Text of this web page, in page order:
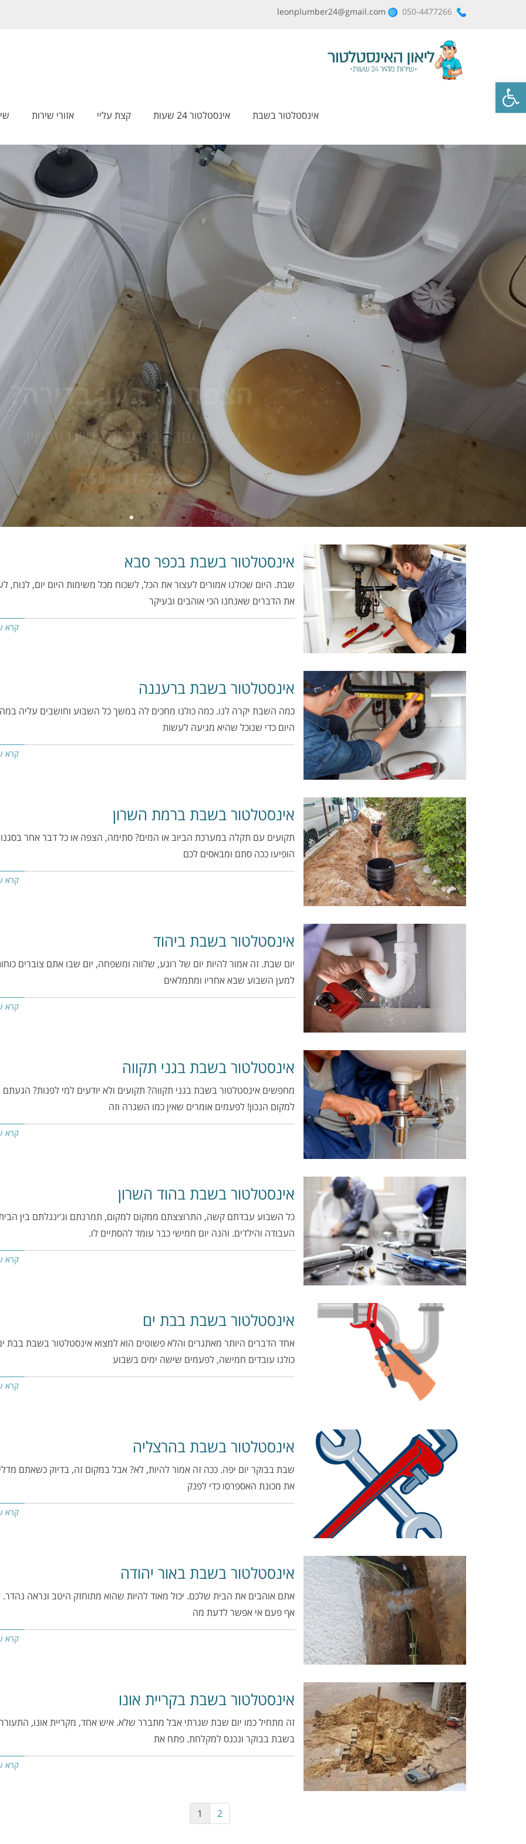
פתח סרגל נגישות
050-4477266
אינסטלטור בשבת אינסטלטור 24 שעות קצת עליי אזורי שירות
הצפת מי ביוב בדירה?
צריכים עזרה ברגע זה? חייגו עכשיו:
050-447-7266
אינסטלטור בשבת בכפר סבא
שבת. היום שכולנו אמורים לעצור את הכל, לשכוח מכל משימות היום יום, לנוח,
את הדברים שאנחנו הכי אוהבים ובעיקר
קרא
אינסטלטור בשבת ברעננה
כמה השבת יקרה לנו. כמה כולנו מחכים לה במשך כל השבוע וחושבים עליה
היום כדי שנוכל שהיא מגיעה לעשות
קרא
אינסטלטור בשבת ברמת השרון
תקועים עם תקלה במערכת הביוב או המים? סתימה, הצפה או כל דבר אחר
הופיעו ככה סתם ומבאסים לכם
קרא
אינסטלטור בשבת ביהוד
יום שבת. זה אמור להיות יום של רוגע, שלווה ומשפחה, יום שבו אתם צוברים
למען השבוע שבא אחריו ומתמלאים
קרא
אינסטלטור בשבת בגני תקווה
מחפשים אינסטלטור בשבת בגני תקווה? תקועים ולא יודעים למי לפנות? הגעתם
למקום הנכון! לפעמים אומרים שאין כמו השגרה וזה
קרא
אינסטלטור בשבת בהוד השרון
כל השבוע עבדתם קשה, התרוצצתם ממקום למקום, תמרנתם וג‘ינגלתם בין
העבודה והילדים. והנה יום חמישי כבר עומד להסתיים לו.
קרא
אינסטלטור בשבת בבת ים
אחד הדברים היותר מאתגרים והלא פשוטים הוא למצוא אינסטלטור בשבת בבת
כולנו עובדים חמישה, לפעמים שישה ימים בשבוע
קרא
אינסטלטור בשבת בהרצליה
שבת בבוקר יום יפה. ככה זה אמור להיות, לא? אבל במקום זה, בדיוק כשאתם
את מכונת האספרסו כדי לפנק
קרא
אינסטלטור בשבת באור יהודה
אתם אוהבים את הבית שלכם. יכול מאוד להיות שהוא מתוחזק היטב ונראה
אף פעם אי אפשר לדעת מה
קרא
אינסטלטור בשבת בקריית אונו
זה מתחיל כמו יום שבת שגרתי אבל מתברר שלא. איש אחד, מקריית אונו, התעורר
בשבת בבוקר ונכנס למקלחת. פתח את
קרא
1 2
ונקייה, הגיע בול בזמן, אדיב מקסים ובמחיר
הוגן. פשוט כל המילים הטובות שאפשר.
מיכל ראובני